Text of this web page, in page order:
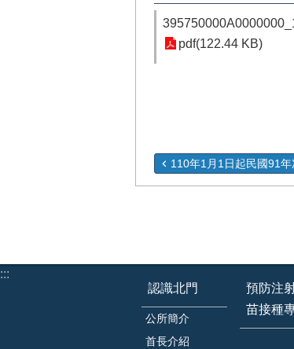
pdf(122.44 KB)
110年1月1日起民國91年
:::
認識北門
公所簡介
首長介紹
預防注
苗接種